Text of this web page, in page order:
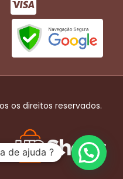
os direitos reservados.
de ajuda ?